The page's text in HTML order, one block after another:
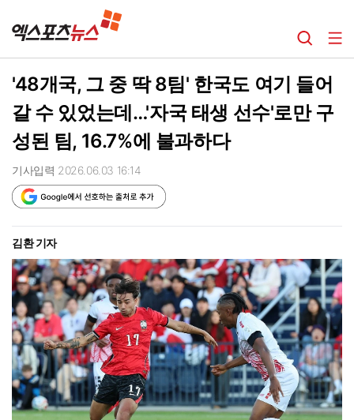
'48개국, 그 중 딱 8팀' 한국도 여기 들어
갈 수 있었는데…'자국 태생 선수'로만 구
성된 팀, 16.7%에 불과하다
기사입력 2026.06.03 16:14
김환 기자